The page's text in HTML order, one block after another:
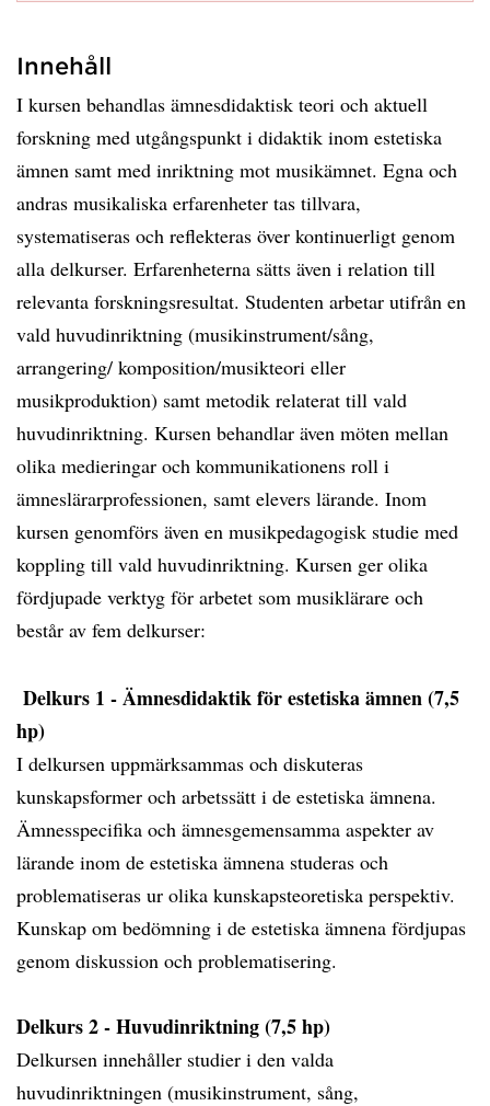
Innehåll
I kursen behandlas ämnesdidaktisk teori och aktuell
forskning med utgångspunkt i didaktik inom estetiska
ämnen samt med inriktning mot musikämnet. Egna och
andras musikaliska erfarenheter tas tillvara,
systematiseras och reflekteras över kontinuerligt genom
alla delkurser. Erfarenheterna sätts även i relation till
relevanta forskningsresultat. Studenten arbetar utifrån en
vald huvudinriktning (musikinstrument/sång,
arrangering/ komposition/musikteori eller
musikproduktion) samt metodik relaterat till vald
huvudinriktning. Kursen behandlar även möten mellan
olika medieringar och kommunikationens roll i
ämneslärarprofessionen, samt elevers lärande. Inom
kursen genomförs även en musikpedagogisk studie med
koppling till vald huvudinriktning. Kursen ger olika
fördjupade verktyg för arbetet som musiklärare och
består av fem delkurser:
Delkurs 1 - Ämnesdidaktik för estetiska ämnen (7,5
hp)
I delkursen uppmärksammas och diskuteras
kunskapsformer och arbetssätt i de estetiska ämnena.
Ämnesspecifika och ämnesgemensamma aspekter av
lärande inom de estetiska ämnena studeras och
problematiseras ur olika kunskapsteoretiska perspektiv.
Kunskap om bedömning i de estetiska ämnena fördjupas
genom diskussion och problematisering.
Delkurs 2 - Huvudinriktning (7,5 hp)
Delkursen innehåller studier i den valda
huvudinriktningen (musikinstrument, sång,